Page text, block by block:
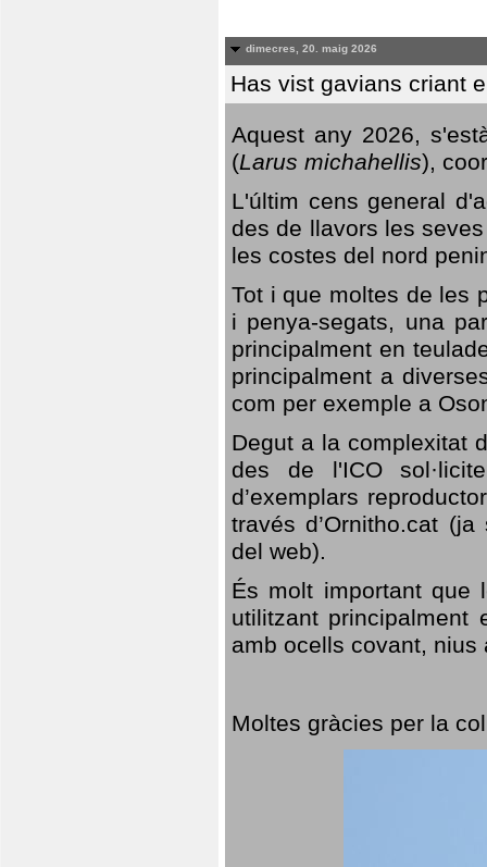
dimecres, 20. maig 2026
Has vist gavians criant
Aquest any 2026,
(Larus michahellis),
L'últim cens general
des de llavors les
les costes del nord
Tot i que moltes de les
i penya-segats, una
principalment en
principalment a
com per exemple a
Degut a la complexitat
des de l'ICO
d’exemplars
través d’Ornitho.cat
del web).
És molt important que
utilitzant
amb ocells covant,
Moltes gràcies per la